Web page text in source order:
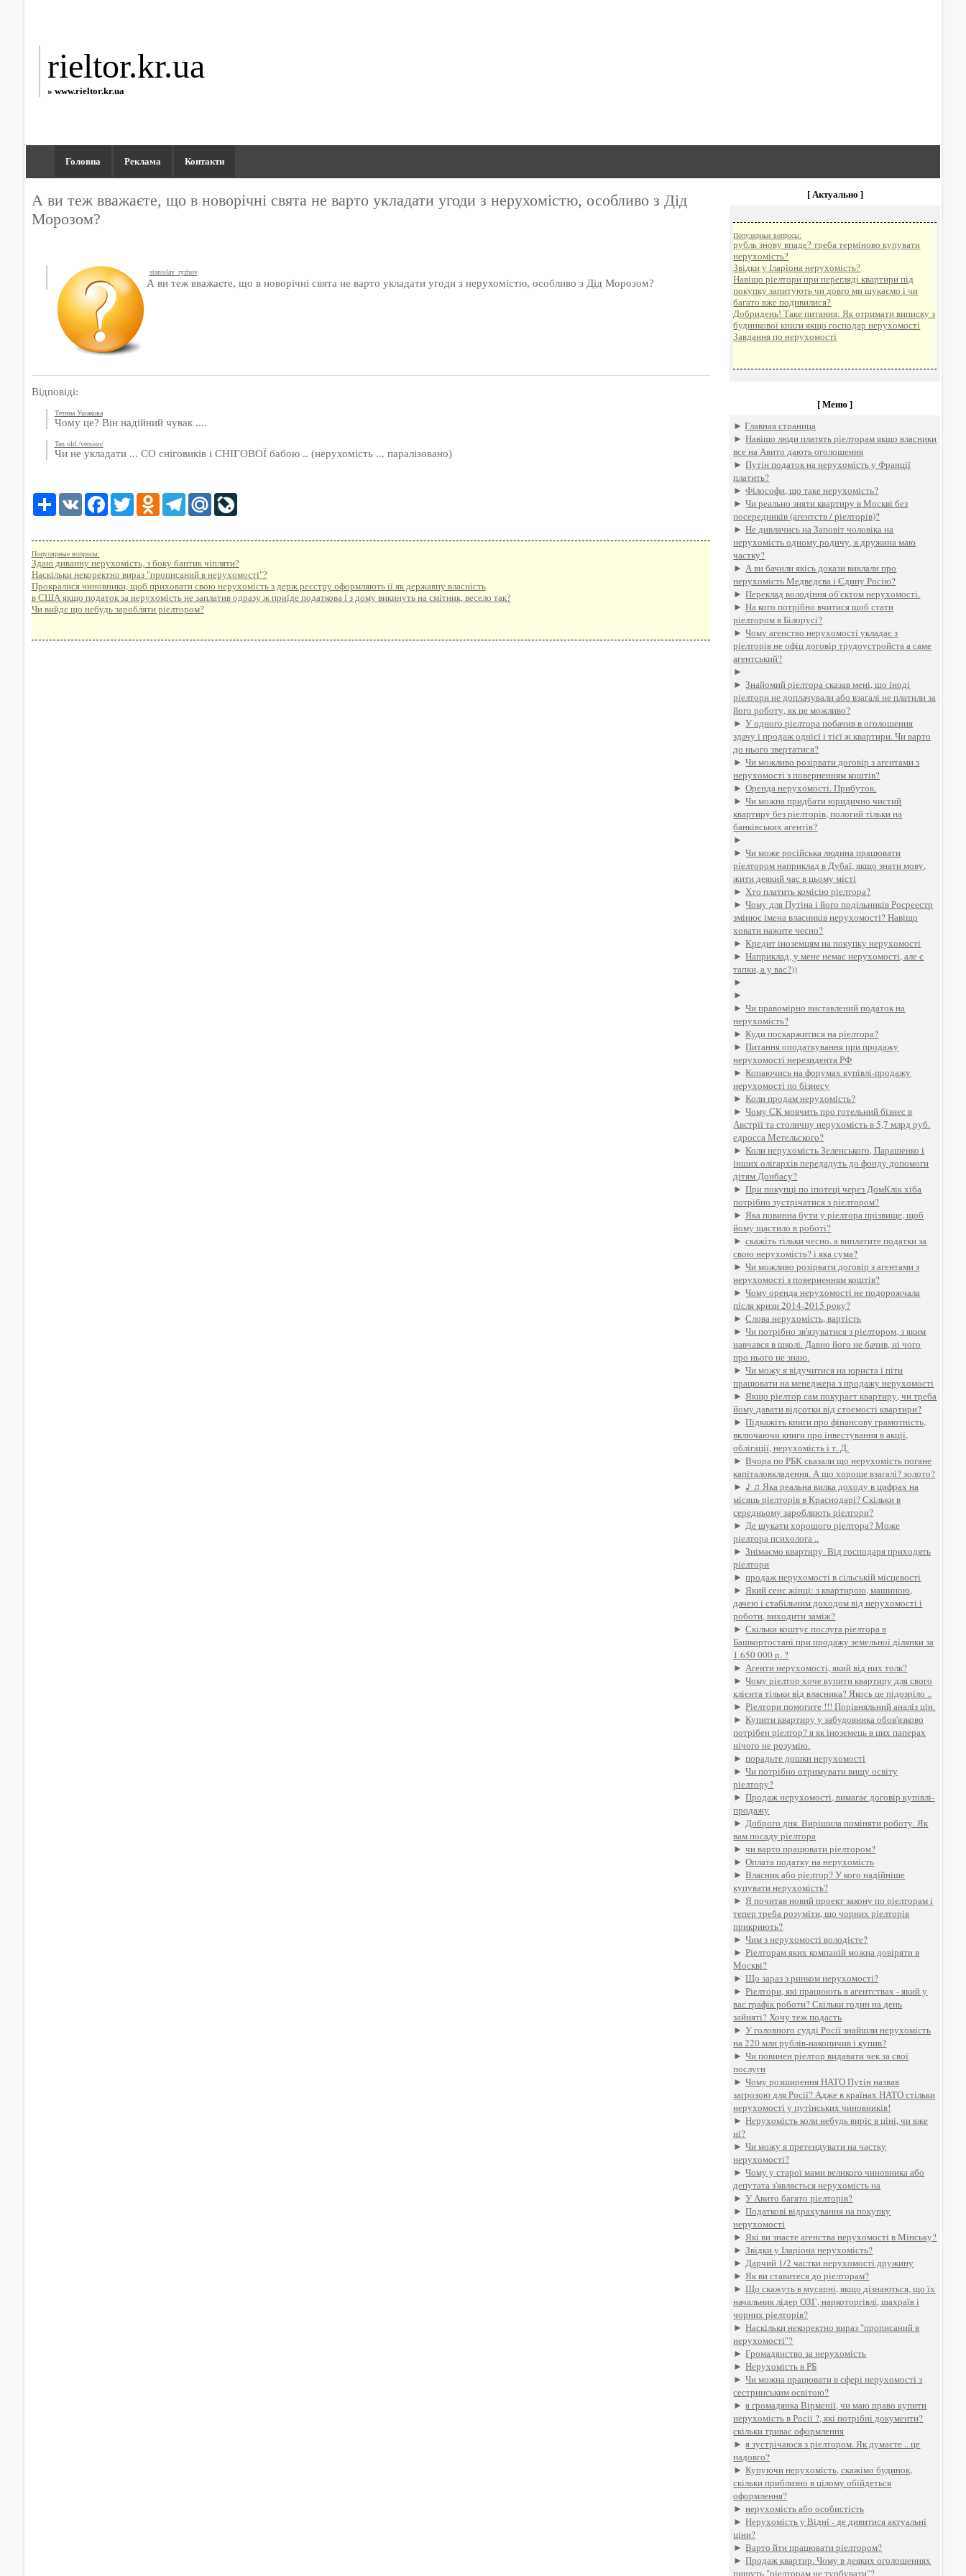
rieltor.kr.ua
» www.rieltor.kr.ua
Головна Реклама Контакти
А ви теж вважаєте, що в новорічні свята не варто укладати угоди з нерухомістю, особливо з Дід
Морозом?
stanislav_ryzhov
А ви теж вважаєте, що в новорічні свята не варто укладати угоди з нерухомістю, особливо з Дід Морозом?
Відповіді:
Тетяна Ушакова
Чому це? Він надійний чувак ....
Tan old./version/
Чи не укладати ... СО сніговиків і СНІГОВОЇ бабою .. (нерухомість ... паралізовано)
Share VK Facebook
TwitterOdnoklassniki
TelegramMail.RuLiveJournal
Популярные вопросы:
Здаю диванну нерухомість, з боку бантик чіпляти?
Наскільки некоректно вираз "прописаний в нерухомості"?
Прокралися чиновники, щоб приховати свою нерухомість з держ реєстру оформляють її як державну власність
в США якщо податок за нерухомість не заплатив одразу ж приїде податкова і з дому викинуть на смітник, весело так?
Чи вийде що небудь заробляти ріелтором?
[ Актуально ]
Популярные вопросы:
рубль знову впаде? треба терміново купувати
нерухомість?
Звідки у Іларіона нерухомість?
Навіщо ріелтори при перегляді квартири під
покупку запитують чи довго ми шукаємо і чи
багато вже подивилися?
Добридень! Таке питання: Як отримати виписку з
будинкової книги якщо господар нерухомості
Завдання по нерухомості
[ Меню ]
►Главная страница
►Навіщо люди платять ріелторам якщо власники
все на Авито дають оголошення
►Путін податок на нерухомість у Франції
платить?
►Філософи, що таке нерухомість?
►Чи реально зняти квартиру в Москві без
посередників (агентств / ріелторів)?
►Не дивлячись на Заповіт чоловіка на
нерухомість одному родичу, я дружина маю
частку?
►А ви бачили якісь докази виклали про
нерухомість Медведєва і Єдину Росію?
►Переклад володіння об'єктом нерухомості.
►На кого потрібно вчитися щоб стати
ріелтором в Білорусі?
►Чому агенство нерухомості укладає з
ріелторів не офіц договір трудоустройста а саме
агентський?
►
►Знайомий ріелтора сказав мені, що іноді
ріелтори не доплачували або взагалі не платили за
його роботу, як це можливо?
►У одного ріелтора побачив в оголошення
здачу і продаж однієї і тієї ж квартири. Чи варто
до нього звертатися?
►Чи можливо розірвати договір з агентами з
нерухомості з поверненням коштів?
►Оренда нерухомості. Прибуток.
►Чи можна придбати юридично чистий
квартиру без ріелторів, пологий тільки на
банківських агентів?
►
►Чи може російська людина працювати
ріелтором наприклад в Дубаї, якщо знати мову,
жити деякий час в цьому місті
►Хто платить комісію ріелтора?
►Чому для Путіна і його подільників Росреестр
змінює імена власників нерухомості? Навіщо
ховати нажите чесно?
►Кредит іноземцям на покупку нерухомості
►Наприклад, у мене немає нерухомості, але є
тапки, а у вас?))
►
►
►Чи правомірно виставлений податок на
нерухомість?
►Куди поскаржитися на ріелтора?
►Питання оподаткування при продажу
нерухомості нерезидента РФ
►Копаючись на форумах купівлі-продажу
нерухомості по бізнесу
►Коли продам нерухомість?
►Чому СК мовчить про готельний бізнес в
Австрії та столичну нерухомість в 5,7 млрд руб.
едросса Метельского?
►Коли нерухомість Зеленського, Парашенко і
інших олігархів передадуть до фонду допомоги
дітям Донбасу?
►При покупці по іпотеці через ДомКлік хіба
потрібно зустрічатися з ріелтором?
►Яка повинна бути у ріелтора прізвище, щоб
йому щастило в роботі?
►скажіть тільки чесно. а виплатите податки за
свою нерухомість? і яка сума?
►Чи можливо розірвати договір з агентами з
нерухомості з поверненням коштів?
►Чому оренда нерухомості не подорожчала
після кризи 2014-2015 року?
►Слова нерухомість, вартість
►Чи потрібно зв'язуватися з ріелтором, з яким
навчався в школі. Давно його не бачив, ні чого
про нього не знаю.
►Чи можу я відучитися на юриста і піти
працювати на менеджера з продажу нерухомості
►Якщо ріелтор сам покурает квартиру, чи треба
йому давати відсотки від стоемості квартири?
►Підкажіть книги про фінансову грамотність,
включаючи книги про інвестування в акції,
облігації, нерухомість і т. Д.
►Вчора по РБК сказали що нерухомість погане
капіталовкладення. А що хороше взагалі? золото?
► ♪ ♫ Яка реальна вилка доходу в цифрах на
місяць ріелторів в Краснодарі? Скільки в
середньому заробляють ріелтори?
►Де шукати хорошого ріелтора? Може
ріелтора психолога ..
►Знімаємо квартиру. Від господаря приходять
ріелтори
►продаж нерухомості в сільській місцевості
►Який сенс жінці: з квартирою, машиною,
дачею і стабільним доходом від нерухомості і
роботи, виходити заміж?
►Скільки коштує послуга ріелтора в
Башкортостані при продажу земельної ділянки за
1 650 000 р. ?
►Агенти нерухомості, який від них толк?
►Чому ріелтор хоче купити квартиру для свого
клієнта тільки від власника? Якось це підозріло ..
►Ріелтори помогите !!! Порівняльний аналіз цін.
►Купити квартиру у забудовника обов'язково
потрібен ріелтор? я як іноземець в цих паперах
нічого не розумію.
►порадьте дошки нерухомості
►Чи потрібно отримувати вищу освіту
ріелтору?
►Продаж нерухомості, вимагає договір купівлі-
продажу
►Доброго дня. Вирішила поміняти роботу. Як
вам посаду ріелтора
►чи варто працювати ріелтором?
►Оплата податку на нерухомість
►Власник або ріелтор? У кого надійніше
купувати нерухомість?
►Я почитав новий проект закону по ріелторам і
тепер треба розуміти, що чорних ріелторів
прикриють?
►Чим з нерухомості володієте?
►Ріелторам яких компаній можна довіряти в
Москві?
►Що зараз з ринком нерухомості?
►Ріелтори, які працюють в агентствах - який у
вас графік роботи? Скільки годин на день
зайняті? Хочу теж подасть
►У головного судді Росії знайшли нерухомість
на 220 млн рублів-накопичив і купив?
►Чи повинен ріелтор видавати чек за свої
послуги
►Чому розширення НАТО Путін назвав
загрозою для Росії? Адже в країнах НАТО стільки
нерухомості у путінських чиновників!
►Нерухомість коли небудь виріс в ціні, чи вже
ні?
►Чи можу я претендувати на частку
нерухомості?
►Чому у старої мами великого чиновника або
депутата з'являється нерухомість на
►У Авито багато ріелторів?
►Податкові відрахування на покупку
нерухомості
►Які ви знаєте агенства нерухомості в Мінську?
►Звідки у Іларіона нерухомість?
►Дарчий 1/2 частки нерухомості дружину
►Як ви ставитеся до ріелторам?
►Що скажуть в мусарні, якщо дізнаються, що їх
начальник лідер ОЗГ, наркоторгівлі, шахраїв і
чорних ріелторів?
►Наскільки некоректно вираз "прописаний в
нерухомості"?
►Громадянство за нерухомість
►Нерухомість в РБ
►Чи можна працювати в сфері нерухомості з
сестринським освітою?
►я громадянка Вірменії, чи маю право купити
нерухомість в Росії ?, які потрібні документи?
скільки триває оформлення
►я зустрічаюся з ріелтором. Як думаєте .. це
надовго?
►Купуючи нерухомість, скажімо будинок,
скільки приблизно в цілому обійдеться
оформлення?
►нерухомість або особистість
►Нерухомість у Відні - де дивитися актуальні
ціни?
►Варто йти працювати ріелтором?
►Продаж квартир. Чому в деяких оголошеннях
пишуть "ріелторам не турбувати"?